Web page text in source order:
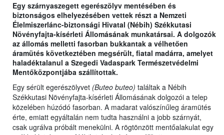
Egy szárnyaszegett egerészölyv mentésében és
biztonságos elhelyezésében vettek részt a Nemzeti
Élelmiszerlánc-biztonsági Hivatal (Nébih) Székkutasi
Növényfajta-kísérleti Állomásának munkatársai. A dolgozók
az állomás melletti fasorban bukkantak a vélhetően
áramütés következtében megsérült, fiatal madárra, amelyet
haladéktalanul a Szegedi Vadaspark Természetvédelmi
Mentőközpontjába szállítottak.
Egy sérült egerészölyvet (Buteo buteo) találtak a Nébih
Székkutasi Növényfajta-kísérleti Állomásának dolgozói a telep
közelében húzódó fasorban. A madarat valószínűleg áramütés
érte, emiatt egyáltalán nem tudta használni a jobb szárnyát,
csak ugrálva próbált menekülni. A rögtönzött mentőalakulat egy